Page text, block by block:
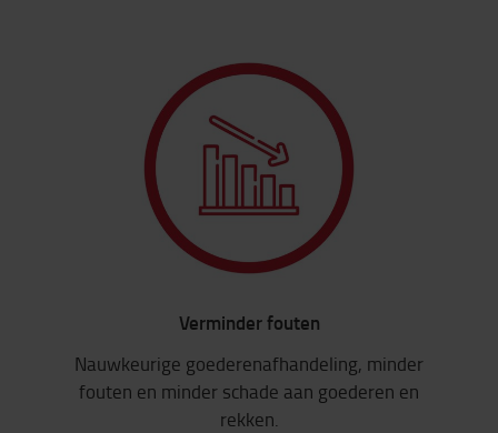
Verminder fouten
Nauwkeurige goederenafhandeling, minder
fouten en minder schade aan goederen en
rekken.